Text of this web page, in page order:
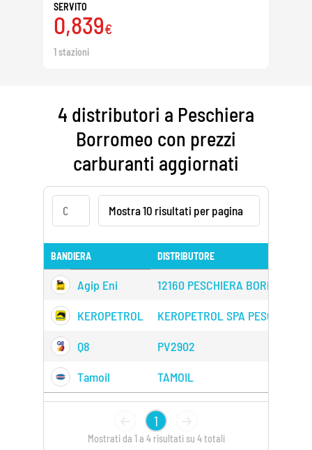
SERVITO
0,839€
1 stazioni
4 distributori a Peschiera
Borromeo con prezzi
carburanti aggiornati
BANDIERA DISTRIBUTORE
Agip Eni
12160 PESCHIERA BORROMEO
KEROPETROL
KEROPETROL SPA PESCHIERA
Q8
PV2902
Tamoil
TAMOIL
1
Mostrati da 1 a 4 risultati su 4 totali